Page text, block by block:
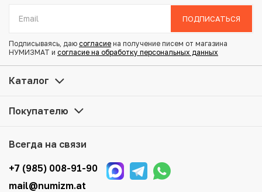
Разновидность: за обрез шеи заходят 2 буквы «…СС»
Купить 15 рублей 1897 года (АГ) по привлекательной
представленные в каталоге, находятся в наличии на
Мы доставим Ваш заказ в любой регион России, кроме
того, возможен самовывоз товара из офиса магазина.
Для вашего удобства представлены несколько способов
оплаты и доставки заказа. Все отправления надежно и
ПОДПИСАТЬСЯ
Подписываясь, даю согласие на получение писем от магазина
НУМИЗМАТ и согласие на обработку персональных данных
Каталог
Покупателю
Всегда на связи
+7 (985) 008-91-90
mail@numizm.at